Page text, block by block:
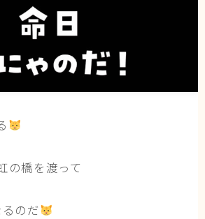
連
社会問題
活設計
の橋を渡って
のだ